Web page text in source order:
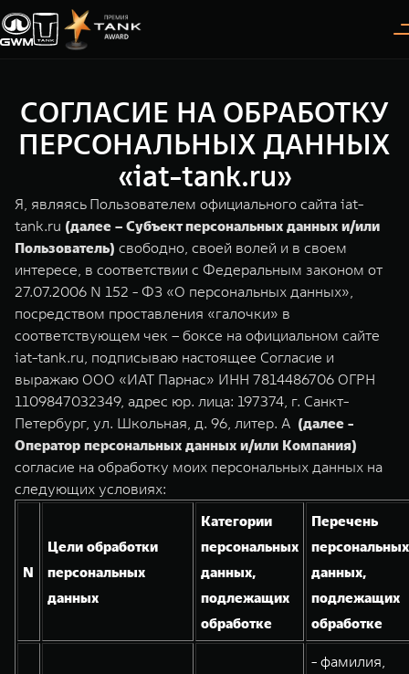
Модели
TANK 300
Следуй за открытиями
от 3 999 000 ₽
TANK 400
За пределы возможного
от 5 599 000 ₽
TANK 500
Веди за собой
TANK 700
Сила признания
от 10 199 000 ₽
Покупателям
ВЫБОР АВТОМОБИЛЯ
Спецпредложения
Конфигуратор
Тест-драйв
Зарядные станции
Проверено TANK
ПОКУПКА АВТОМОБИЛЯ
TANK Финансы
Корпоративным клиентам
TANK ФИНАНСЫ
TANK Кредит
TANK Страхование
Владельцам
ГАРАНТИЯ И ПОДДЕРЖКА
Гарантия
Помощь на дороге
Калькулятор ТО
Нулевое ТО
Сервис
Специальные предложения
Моторные масла
ЦИФРОВЫЕ СЕРВИСЫ TANK
Цифровые сервисы TANK
О дилере
О нас
35 лет GWM
GWM ТЕХ ДЕНЬ
Новости
СОГЛАСИЕ НА ОБРАБОТКУ
ПЕРСОНАЛЬНЫХ ДАННЫХ
«iat-tank.ru»
Я, являясь Пользователем официального сайта iat-
tank.ru (далее – Субъект персональных данных и/или
Пользователь) свободно, своей волей и в своем
интересе, в соответствии с Федеральным законом от
27.07.2006 N 152 - ФЗ «О персональных данных»,
посредством проставления «галочки» в
соответствующем чек – боксе на официальном сайте
iat-tank.ru, подписываю настоящее Согласие и
выражаю ООО «ИАТ Парнас» ИНН 7814486706 ОГРН
1109847032349, адрес юр. лица: 197374, г. Санкт-
Петербург, ул. Школьная, д. 96, литер. А (далее -
Оператор персональных данных и/или Компания)
согласие на обработку моих персональных данных на
следующих условиях:
N
Цели обработки
персональных
данных
Категории
персональных
данных,
подлежащих
обработке
Перечень
персональных
данных,
подлежащих
обработке
- фамилия,